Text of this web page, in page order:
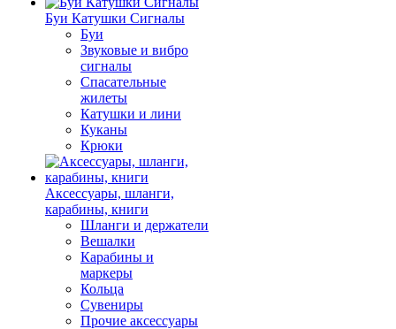
Буи Катушки Сигналы
Буи
Звуковые и вибро
сигналы
Спасательные
жилеты
Катушки и лини
Куканы
Крюки
Аксессуары, шланги,
карабины, книги
Шланги и держатели
Вешалки
Карабины и
маркеры
Кольца
Сувениры
Прочие аксессуары